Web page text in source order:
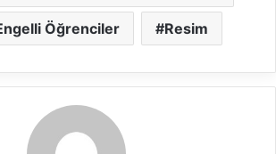
Öğrenciler Resim